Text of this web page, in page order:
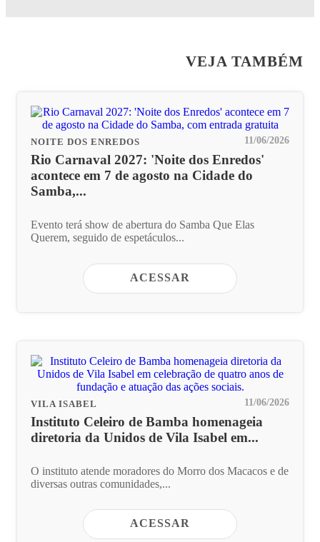
VEJA TAMBÉM
NOITE DOS ENREDOS 11/06/2026
Rio Carnaval 2027: 'Noite dos Enredos'
acontece em 7 de agosto na Cidade do
Samba,...
Evento terá show de abertura do Samba Que Elas
Querem, seguido de espetáculos...
ACESSAR
VILA ISABEL 11/06/2026
Instituto Celeiro de Bamba homenageia
diretoria da Unidos de Vila Isabel em...
O instituto atende moradores do Morro dos Macacos e de
diversas outras comunidades,...
ACESSAR